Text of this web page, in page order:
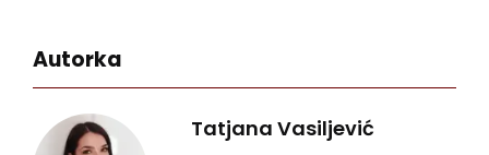
Autorka
Tatjana Vasiljević